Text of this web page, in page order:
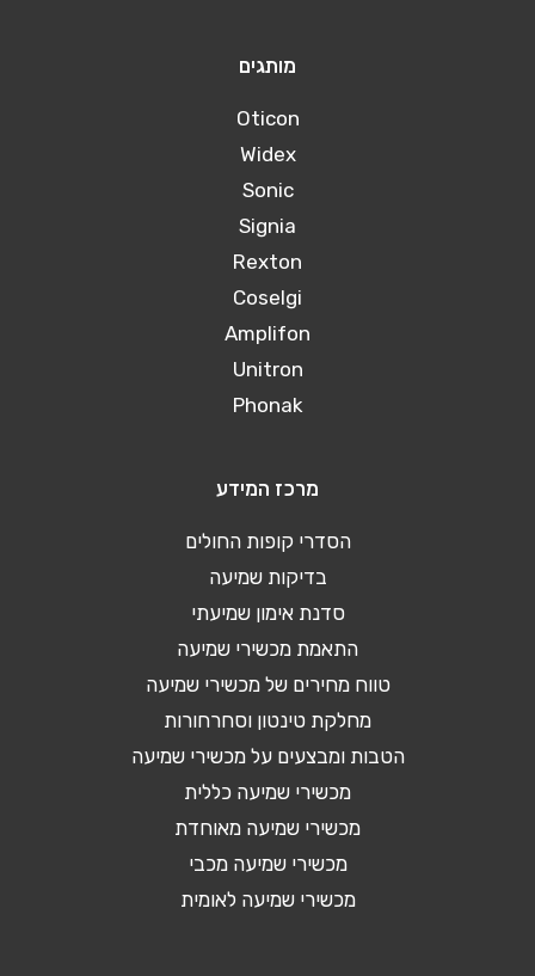
מותגים
Oticon
Widex
Sonic
Signia
Rexton
Coselgi
Amplifon
Unitron
Phonak
מרכז המידע
הסדרי קופות החולים
בדיקות שמיעה
סדנת אימון שמיעתי
התאמת מכשירי שמיעה
טווח מחירים של מכשירי שמיעה
מחלקת טינטון וסחרחורות
הטבות ומבצעים על מכשירי שמיעה
מכשירי שמיעה כללית
מכשירי שמיעה מאוחדת
מכשירי שמיעה מכבי
מכשירי שמיעה לאומית